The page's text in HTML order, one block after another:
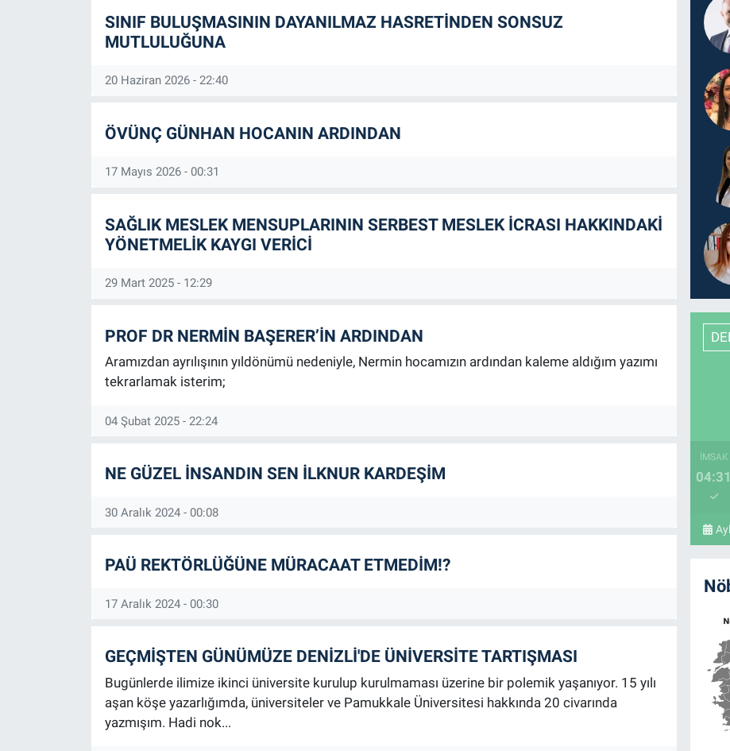
SINIF BULUŞMASININ DAYANILMAZ HASRETİNDEN SONSUZ
MUTLULUĞUNA
20 Haziran 2026 - 22:40
ÖVÜNÇ GÜNHAN HOCANIN ARDINDAN
17 Mayıs 2026 - 00:31
SAĞLIK MESLEK MENSUPLARININ SERBEST MESLEK İCRASI HAKKINDAKİ
YÖNETMELİK KAYGI VERİCİ
29 Mart 2025 - 12:29
PROF DR NERMİN BAŞERER’İN ARDINDAN
Aramızdan ayrılışının yıldönümü nedeniyle, Nermin hocamızın ardından kaleme aldığım yazımı
tekrarlamak isterim;
04 Şubat 2025 - 22:24
NE GÜZEL İNSANDIN SEN İLKNUR KARDEŞİM
30 Aralık 2024 - 00:08
PAÜ REKTÖRLÜĞÜNE MÜRACAAT ETMEDİM!?
17 Aralık 2024 - 00:30
GEÇMİŞTEN GÜNÜMÜZE DENİZLİ'DE ÜNİVERSİTE TARTIŞMASI
Bugünlerde ilimize ikinci üniversite kurulup kurulmaması üzerine bir polemik yaşanıyor. 15 yılı
aşan köşe yazarlığımda, üniversiteler ve Pamukkale Üniversitesi hakkında 20 civarında
yazmışım. Hadi nok...
İMSAK
04:31